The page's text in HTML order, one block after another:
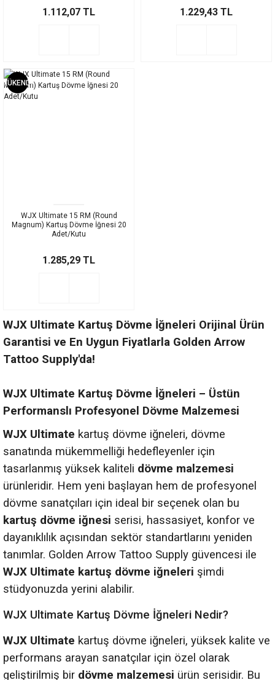
1.112,07 TL 1.229,43 TL
TÜKENDİ
WJX Ultimate 15 RM (Round
Magnum) Kartuş Dövme İğnesi 20
Adet/Kutu
1.285,29 TL
WJX Ultimate Kartuş Dövme İğneleri Orijinal Ürün
Garantisi ve En Uygun Fiyatlarla Golden Arrow
Tattoo Supply'da!
WJX Ultimate Kartuş Dövme İğneleri – Üstün
Performanslı Profesyonel Dövme Malzemesi
WJX Ultimate kartuş dövme iğneleri, dövme
sanatında mükemmelliği hedefleyenler için
tasarlanmış yüksek kaliteli dövme malzemesi
ürünleridir. Hem yeni başlayan hem de profesyonel
dövme sanatçıları için ideal bir seçenek olan bu
kartuş dövme iğnesi serisi, hassasiyet, konfor ve
dayanıklılık açısından sektör standartlarını yeniden
tanımlar. Golden Arrow Tattoo Supply güvencesi ile
WJX Ultimate kartuş dövme iğneleri şimdi
stüdyonuzda yerini alabilir.
WJX Ultimate Kartuş Dövme İğneleri Nedir?
WJX Ultimate kartuş dövme iğneleri, yüksek kalite ve
performans arayan sanatçılar için özel olarak
geliştirilmiş bir dövme malzemesi ürün serisidir. Bu